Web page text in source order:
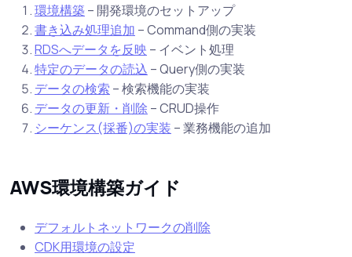
環境構築 – 開発環境のセットアップ
書き込み処理追加 – Command側の実装
RDSへデータを反映 – イベント処理
特定のデータの読込 – Query側の実装
データの検索 – 検索機能の実装
データの更新・削除 – CRUD操作
シーケンス(採番)の実装 – 業務機能の追加
AWS環境構築ガイド
デフォルトネットワークの削除
CDK用環境の設定